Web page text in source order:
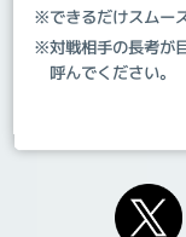
※できるだけスムー
※対戦相手の長考が
呼んでください。